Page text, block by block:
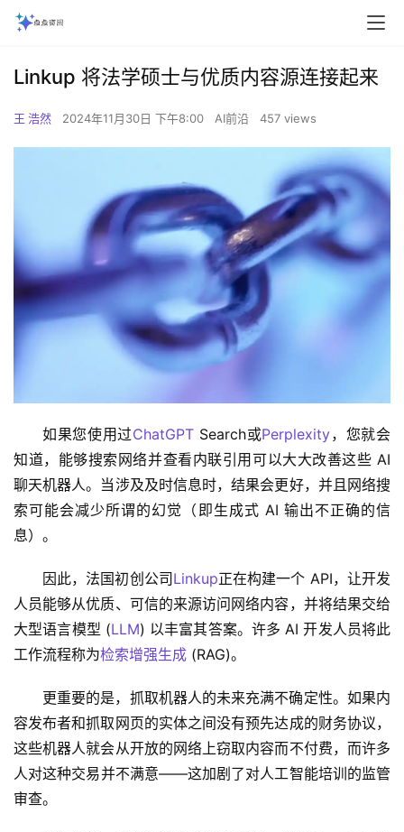
Linkup 将法学硕士与优质内容源连接起来
王 浩然 2024年11月30日 下午8:00 AI前沿 457 views
如果您使用过ChatGPT Search或Perplexity，您就会
知道，能够搜索网络并查看内联引用可以大大改善这些 AI
聊天机器人。当涉及及时信息时，结果会更好，并且网络搜
索可能会减少所谓的幻觉（即生成式 AI 输出不正确的信
息）。
因此，法国初创公司 Linkup正在构建一个 API，让开发
人员能够从优质、可信的来源访问网络内容，并将结果交给
大型语言模型 (LLM) 以丰富其答案。许多 AI 开发人员将此
工作流程称为检索增强生成 (RAG)。
更重要的是，抓取机器人的未来充满不确定性。如果内
容发布者和抓取网页的实体之间没有预先达成的财务协议，
这些机器人就会从开放的网络上窃取内容而不付费，而许多
人对这种交易并不满意——这加剧了对人工智能培训的监管
审查。